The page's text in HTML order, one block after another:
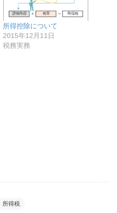
所得控除について
2015年12月11日
税務実務
所得税